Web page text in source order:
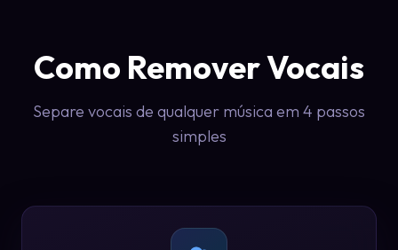
Como Remover Vocais
Separe vocais de qualquer música em 4 passos
simples